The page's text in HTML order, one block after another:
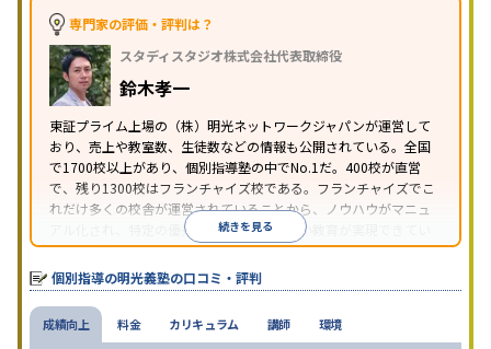
特徴
中高一貫校生に対応
の振替可能
を利用オンライン対応1科目から受講可能
習のみの受講可
り
※2023年3月調査。小学校高学年の個別指導塾アンケート調査方法を参
専門家の評価・評判は？
スタディスタジオ株式会社代表取締役
鈴木孝一
東証プライム上場の（株）明光ネットワークジャパンが運営して
おり、売上や教室数、生徒数などの情報も公開されている。全国
で1700校以上があり、個別指導塾の中でNo.1だ。400校が直営
で、残り1300校はフランチャイズ校である。フランチャイズでこ
れだけ多くの校舎が運営されていることから、ノウハウがマニュ
アル化され、特定の優秀な人材に依存しない教育が実現できてい
ることが推測される。
続きを見る
個別指導の明光義塾の口コミ・評判
成績向上 料金 カリキュラム 講師 環境